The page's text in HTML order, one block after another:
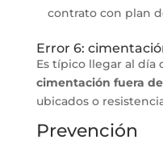
contrato con plan
Error 6:
Es típico llegar al día
cimentación fuera
ubicados o
Prevención